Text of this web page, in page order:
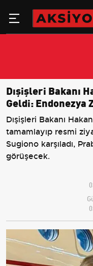
Dışişleri Bakanı
Geldi: Endonezya
Dışişleri Bakanı
tamamlayıp resmi
Sugiono karşıladı,
görüşecek.